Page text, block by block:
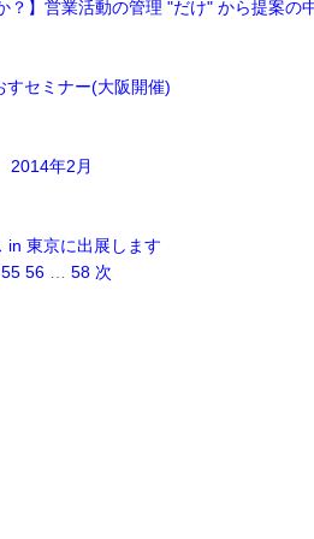
？】営業活動の管理 "だけ" から提案の
セミナー(大阪開催)
2014年2月
in 東京に出展します
55 56 58 次